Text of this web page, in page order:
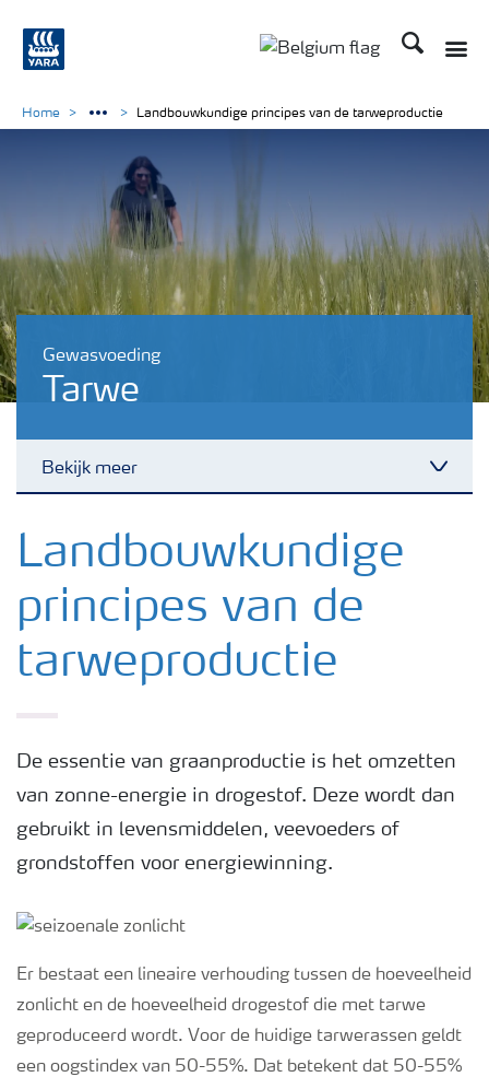
Zoek op
Gewasvoeding
Tarwe
Bekijk meer
Nieuwsbrieven
Gewassen
Meststoffen
Webinars
Home Landbouwkundige principes van de tarweproductie
Landbouwkundige
principes van de
tarweproductie
De essentie van graanproductie is het omzetten
van zonne-energie in drogestof. Deze wordt dan
gebruikt in levensmiddelen, veevoeders of
grondstoffen voor energiewinning.
Er bestaat een lineaire verhouding tussen de hoeveelheid
zonlicht en de hoeveelheid drogestof die met tarwe
geproduceerd wordt. Voor de huidige tarwerassen geldt
een oogstindex van 50-55%. Dat betekent dat 50-55%